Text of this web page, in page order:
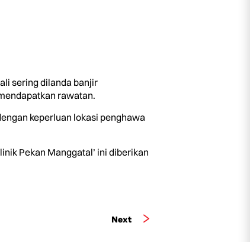
sering dilanda banjir
rawatan.
keperluan lokasi penghawa
Pekan Manggatal’ ini diberikan
Next